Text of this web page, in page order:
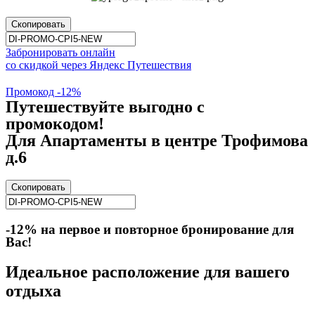
Скопировать
Забронировать онлайн
со скидкой через Яндекс Путешествия
Промокод -12%
Путешествуйте выгодно с
промокодом!
Для Апартаменты в центре Трофимова
д.6
Скопировать
-12% на первое и повторное бронирование для
Вас!
Идеальное расположение для вашего
отдыха